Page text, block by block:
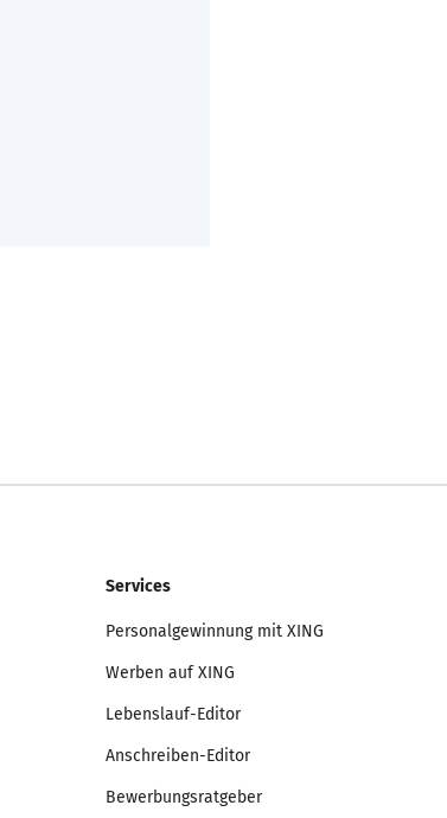
Services
Personalgewinnung mit XING
Werben auf XING
Lebenslauf-Editor
Anschreiben-Editor
Bewerbungsratgeber